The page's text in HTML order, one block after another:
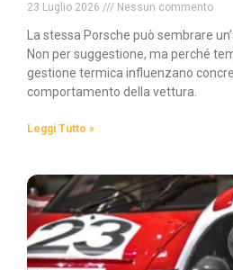
23 Luglio 2026 Nessun commento
La stessa Porsche può sembrare
Non per suggestione, ma perché
gestione termica influenzano
comportamento della vettura.
Leggi Tutto »